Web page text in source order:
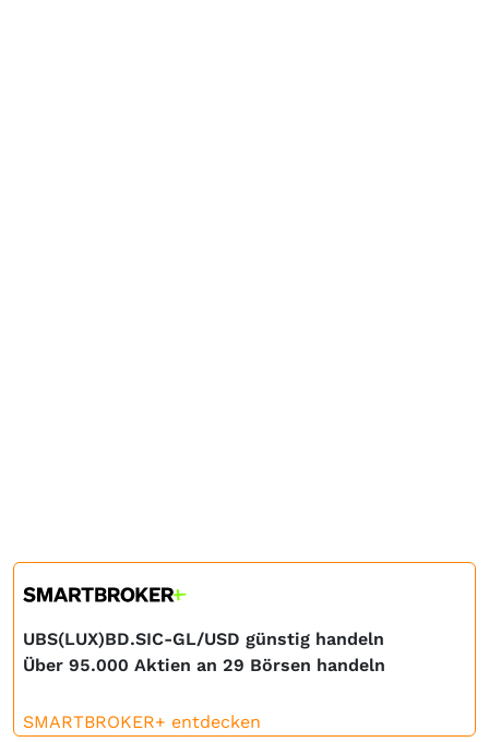
UBS(LUX)BD.SIC-GL/USD günstig handeln
Über 95.000 Aktien an 29 Börsen handeln
SMARTBROKER+ entdecken